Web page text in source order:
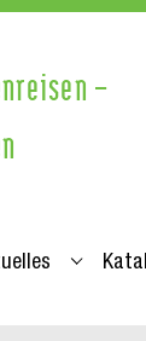
–
for "Wir über